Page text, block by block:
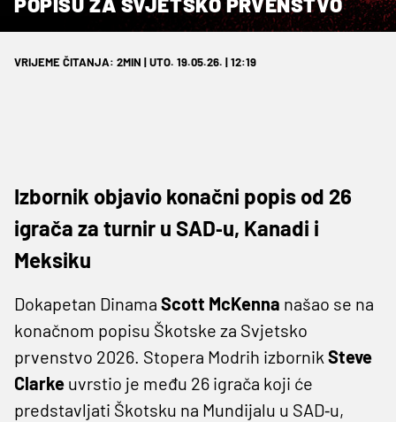
VRIJEME ČITANJA: 2MIN | UTO. 19.05.26. | 12:19
Izbornik objavio konačni popis od 26
igrača za turnir u SAD‑u, Kanadi i
Meksiku
Dokapetan Dinama Scott McKenna našao se na
konačnom popisu Škotske za Svjetsko
prvenstvo 2026. Stopera Modrih izbornik Steve
Clarke uvrstio je među 26 igrača koji će
predstavljati Škotsku na Mundijalu u SAD‑u,